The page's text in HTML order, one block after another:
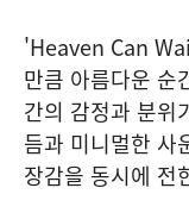
'Heaven Can
만큼 아름다운 순
간의 감정과 분위
듬과 미니멀한 사
장감을 동시에 전